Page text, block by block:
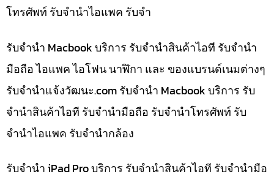
โทรศัพท์ รับจำนำไอแพค รับจำ
รับจำนำ Macbook บริการ รับจำนำสินค้าไอที รับจำนำ
มือถือ ไอแพค ไอโฟน นาฬิกา และ ของแบรนด์เนมต่างๆ
รับจํานําแจ้งวัฒนะ.com รับจำนำ Macbook บริการ รับ
จำนำสินค้าไอที รับจำนำมือถือ รับจำนำโทรศัพท์ รับ
จำนำไอแพค รับจำนำกล้อง
รับจำนำ iPad Pro บริการ รับจำนำสินค้าไอที รับจำนำมือ